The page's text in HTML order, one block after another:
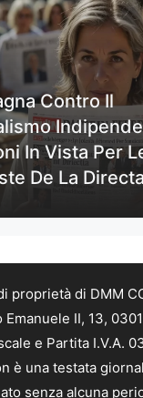
Contro Il
In Vista Per
De La Directa
proprietà di DMM
II, 13,
e Partita I.V.A.
è una testata
senza alcuna